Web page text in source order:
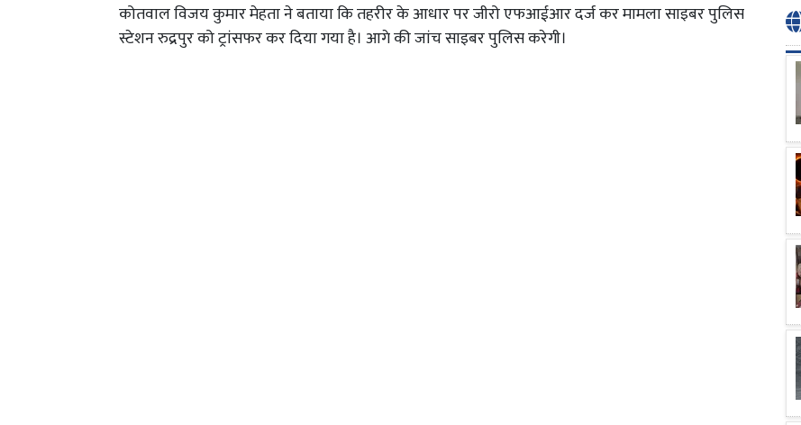
कोतवाल विजय कुमार मेहता ने बताया कि तहरीर के आधार पर जीरो एफआईआर दर्ज कर मामला साइबर पुलिस
स्टेशन रुद्रपुर को ट्रांसफर कर दिया गया है। आगे की जांच साइबर पुलिस करेगी।